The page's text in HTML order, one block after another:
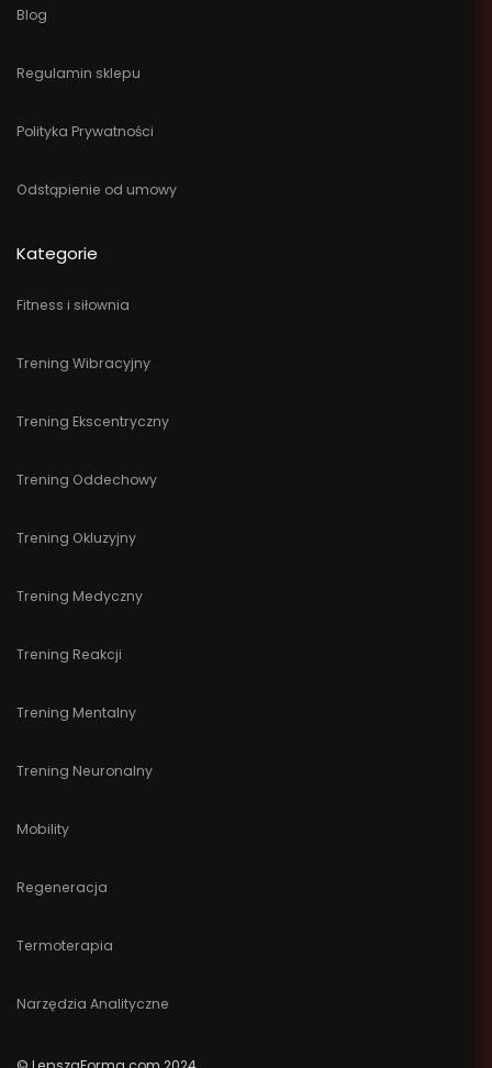
Blog
Regulamin sklepu
Polityka Prywatności
Odstąpienie od umowy
Kategorie
Fitness i siłownia
Trening Wibracyjny
Trening Ekscentryczny
Trening Oddechowy
Trening Okluzyjny
Trening Medyczny
Trening Reakcji
Trening Mentalny
Trening Neuronalny
Mobility
Regeneracja
Termoterapia
Narzędzia Analityczne